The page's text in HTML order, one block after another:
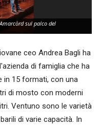
sul palco del
ceo Andrea Bagli ha
di famiglia che ha
in 15 formati, con una
di mosto con moderni
Ventuno sono le varietà
di varie capacità. In